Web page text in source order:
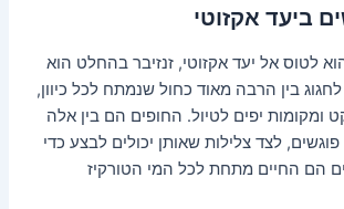
ביעד אקזוטי
לטוס אל יעד אקזוטי, זנזיבר בהחלט הוא
בין הרבה מאוד כחול שנמתח לכל כיוון,
יפים לטיול. החופים הם בין אלה
לצד צלילות שאותן יכולים לבצע כדי
הם החיים מתחת לכל המי הטורקיז